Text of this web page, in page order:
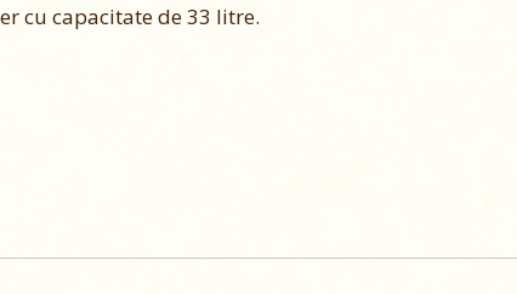
cu capacitate de 33 litre.